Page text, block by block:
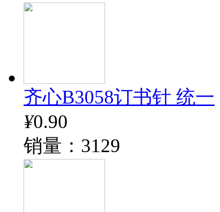
齐心B3058订书针 统一
¥0.90
销量：3129